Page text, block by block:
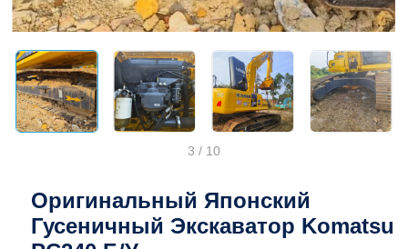
3 / 10
Оригинальный Японский
Гусеничный Экскаватор Komatsu